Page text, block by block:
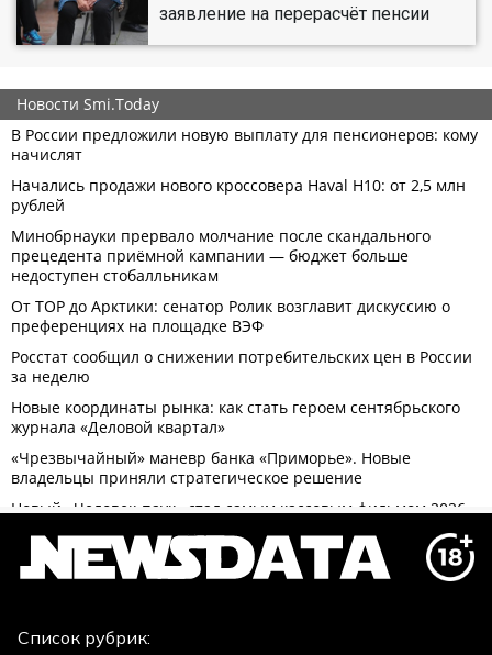
заявление на перерасчёт пенсии
Список рубрик: